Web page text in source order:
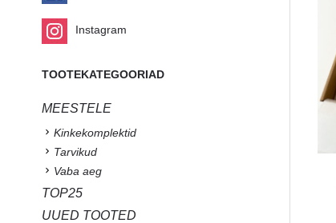
Instagram
TOOTEKATEGOORIAD
MEESTELE
Kinkekomplektid
Tarvikud
Vaba aeg
TOP25
UUED TOOTED